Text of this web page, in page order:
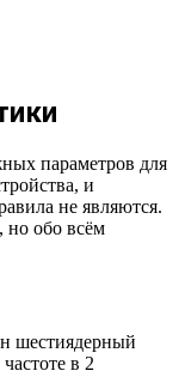
параметров для
и
не являются.
но обо всём
шестиядерный
в 2